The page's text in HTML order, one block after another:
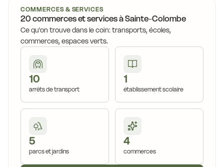
COMMERCES & SERVICES
20 commerces et services à Sainte-Colombe
Ce qu'on trouve dans le coin: transports, écoles,
commerces, espaces verts.
10
arrêts de transport
1
établissement scolaire
5
parcs et jardins
4
commerces